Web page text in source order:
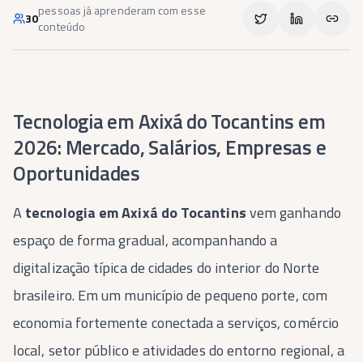
30pessoas já aprenderam com esse
conteúdo
Tecnologia em Axixá do Tocantins em
2026: Mercado, Salários, Empresas e
Oportunidades
Atecnologia em Axixá do Tocantinsvem ganhando
espaço de forma gradual, acompanhando a
digitalização típica de cidades do interior do Norte
brasileiro. Em um município de pequeno porte, com
economia fortemente conectada a serviços, comércio
local, setor público e atividades do entorno regional, a